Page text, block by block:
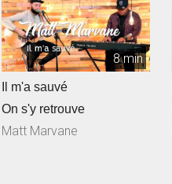
8 min
Il m'a sauvé
On s'y retrouve
Matt Marvane